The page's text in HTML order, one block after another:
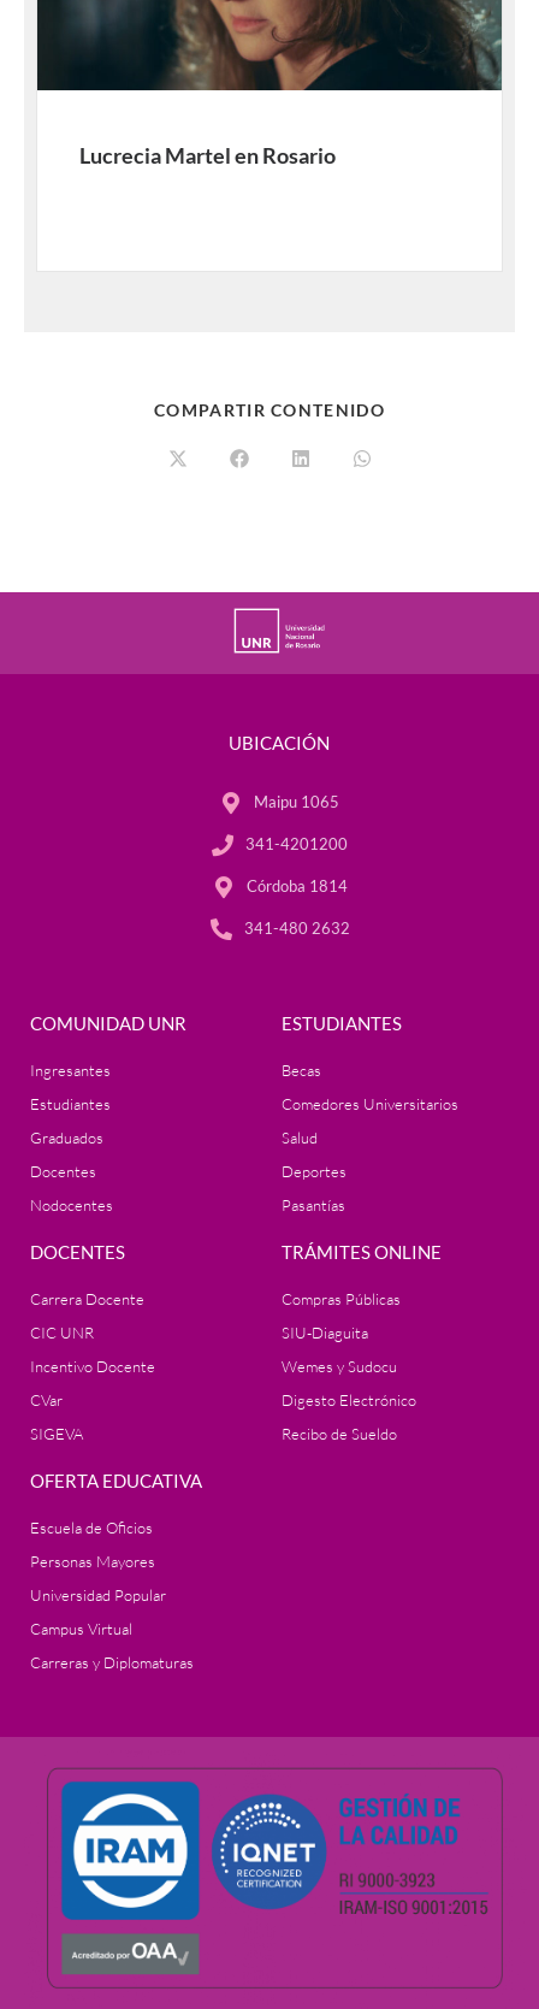
Lucrecia Martel en Rosario
COMPARTIR CONTENIDO
UBICACIÓN
Maipu 1065
341-4201200
Córdoba 1814
341-480 2632
COMUNIDAD UNR
Ingresantes
Estudiantes
Graduados
Docentes
Nodocentes
ESTUDIANTES
Becas
Comedores Universitarios
Salud
Deportes
Pasantías
DOCENTES
Carrera Docente
CIC UNR
Incentivo Docente
CVar
SIGEVA
TRÁMITES ONLINE
Compras Públicas
SIU-Diaguita
Wemes y Sudocu
Digesto Electrónico
Recibo de Sueldo
OFERTA EDUCATIVA
Escuela de Oficios
Personas Mayores
Universidad Popular
Campus Virtual
Carreras y Diplomaturas